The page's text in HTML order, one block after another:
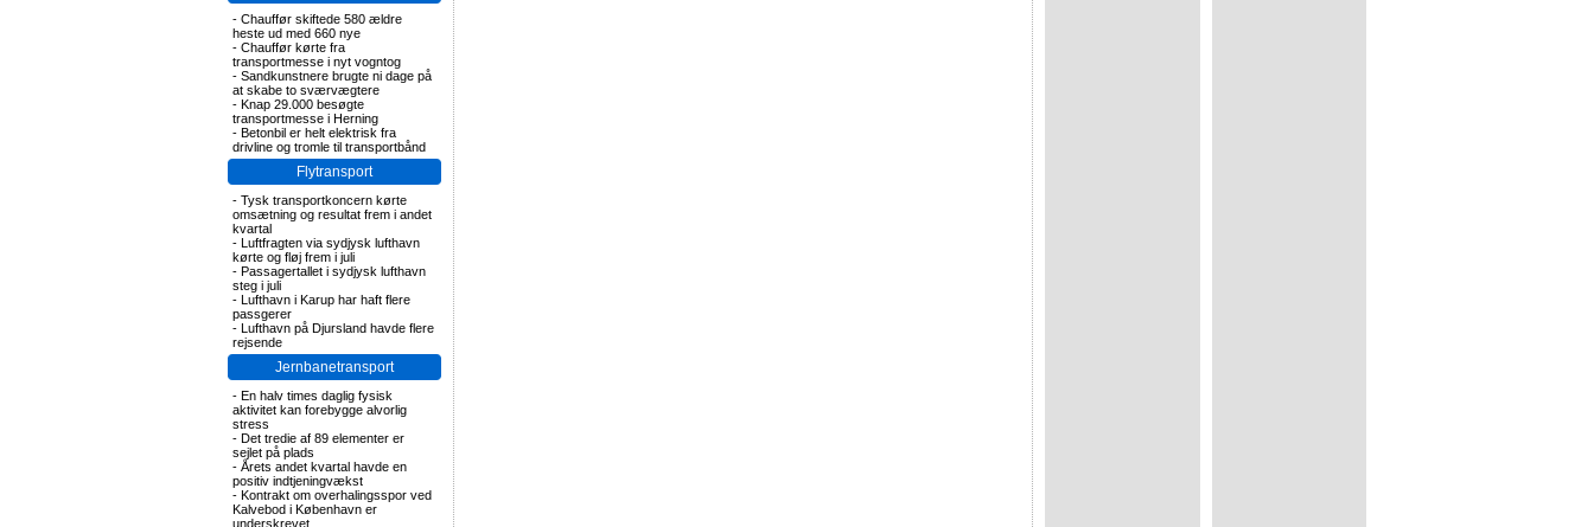
- Chauffør skiftede 580 ældre
heste ud med 660 nye
- Chauffør kørte fra
transportmesse i nyt vogntog
- Sandkunstnere brugte ni dage på
at skabe to sværvægtere
- Knap 29.000 besøgte
transportmesse i Herning
- Betonbil er helt elektrisk fra
drivline og tromle til transportbånd
Flytransport
- Tysk transportkoncern kørte
omsætning og resultat frem i andet
kvartal
- Luftfragten via sydjysk lufthavn
kørte og fløj frem i juli
- Passagertallet i sydjysk lufthavn
steg i juli
- Lufthavn i Karup har haft flere
passgerer
- Lufthavn på Djursland havde flere
rejsende
Jernbanetransport
- En halv times daglig fysisk
aktivitet kan forebygge alvorlig
stress
- Det tredie af 89 elementer er
sejlet på plads
- Årets andet kvartal havde en
positiv indtjeningvækst
- Kontrakt om overhalingsspor ved
Kalvebod i København er
underskrevet